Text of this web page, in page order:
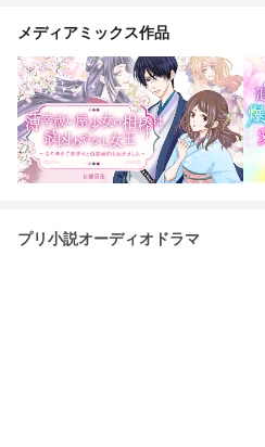
メディアミックス作品
プリ小説オーディオドラマ